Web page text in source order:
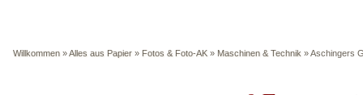
Willkommen »Alles aus Papier » Fotos & Foto-AK » Maschinen & Technik »Aschingers